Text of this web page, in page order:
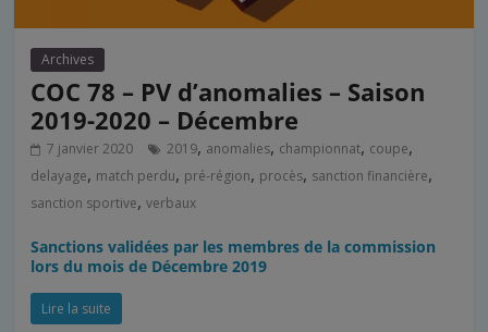
Archives
COC 78 – PV d’anomalies – Saison
2019-2020 – Décembre
7 janvier 2020 2019, anomalies, championnat, coupe,
delayage, match perdu, pré-région, procès, sanction financière,
sanction sportive,verbaux
Sanctions validées par les membres de la commission
lors du mois de Décembre 2019
Lire la suite